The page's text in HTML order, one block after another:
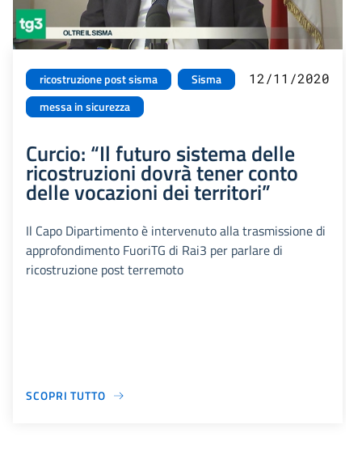
ricostruzione post sisma
Sisma
messa in sicurezza
12/11/2020
Curcio: “Il futuro sistema delle
ricostruzioni dovrà tener conto
delle vocazioni dei territori”
Il Capo Dipartimento è intervenuto alla trasmissione di
approfondimento FuoriTG di Rai3 per parlare di
ricostruzione post terremoto
SCOPRI TUTTO